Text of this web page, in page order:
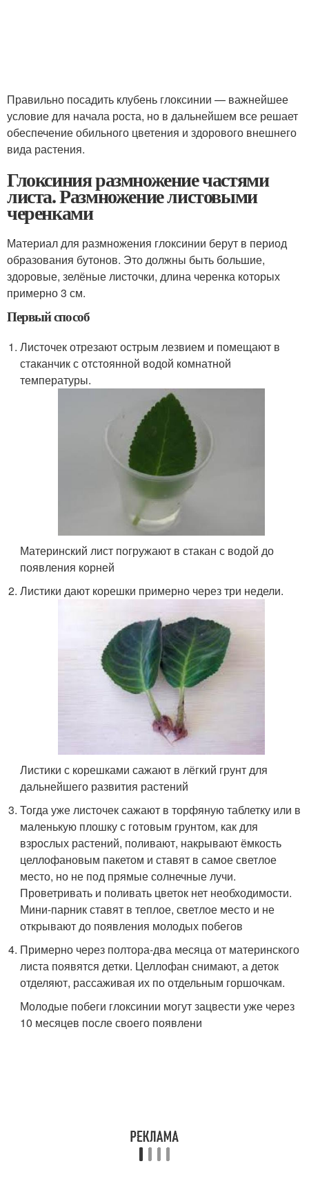
Правильно посадить клубень глоксинии — важнейшее
условие для начала роста, но в дальнейшем все решает
обеспечение обильного цветения и здорового внешнего
вида растения.
Глоксиния размножение частями
листа. Размножение листовыми
черенками
Материал для размножения глоксинии берут в период
образования бутонов. Это должны быть большие,
здоровые, зелёные листочки, длина черенка которых
примерно 3 см.
Первый способ
Листочек отрезают острым лезвием и помещают в
стаканчик с отстоянной водой комнатной
температуры.
Материнский лист погружают в стакан с водой до
появления корней
Листики дают корешки примерно через три недели.
Листики с корешками сажают в лёгкий грунт для
дальнейшего развития растений
Тогда уже листочек сажают в торфяную таблетку или в
маленькую плошку с готовым грунтом, как для
взрослых растений, поливают, накрывают ёмкость
целлофановым пакетом и ставят в самое светлое
место, но не под прямые солнечные лучи.
Проветривать и поливать цветок нет необходимости.
Мини-парник ставят в теплое, светлое место и не
открывают до появления молодых побегов
Примерно через полтора-два месяца от материнского
листа появятся детки. Целлофан снимают, а деток
отделяют, рассаживая их по отдельным горшочкам.
Молодые побеги глоксинии могут зацвести уже через
10 месяцев после своего появлени